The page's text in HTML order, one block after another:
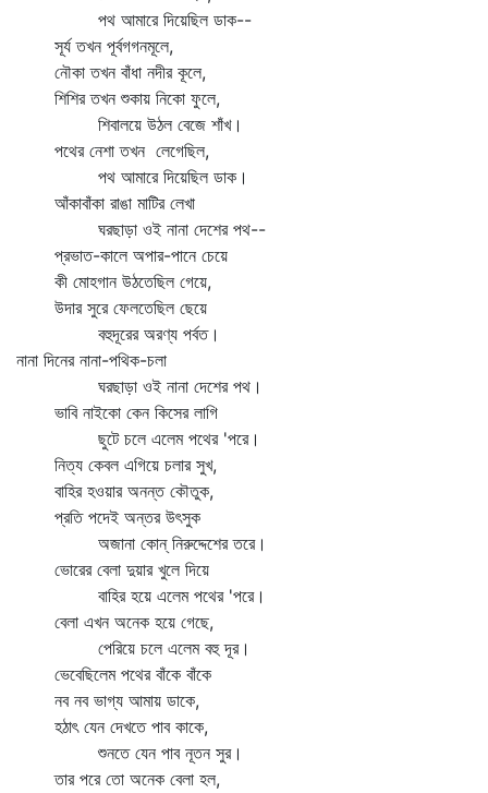
পথ আমারে দিয়েছিল ডাক--
সূর্য তখন পূর্বগগনমূলে,
নৌকা তখন বাঁধা নদীর কূলে,
শিশির তখন শুকায় নিকো ফুলে,
শিবালয়ে উঠল বেজে শাঁখ।
পথের নেশা তখন লেগেছিল,
পথ আমারে দিয়েছিল ডাক।
আঁকাবাঁকা রাঙা মাটির লেখা
ঘরছাড়া ওই নানা দেশের পথ--
প্রভাত-কালে অপার-পানে চেয়ে
কী মোহগান উঠতেছিল গেয়ে,
উদার সুরে ফেলতেছিল ছেয়ে
বহুদূরের অরণ্য পর্বত।
নানা দিনের নানা-পথিক-চলা
ঘরছাড়া ওই নানা দেশের পথ।
ভাবি নাইকো কেন কিসের লাগি
ছুটে চলে এলেম পথের 'পরে।
নিত্য কেবল এগিয়ে চলার সুখ,
বাহির হওয়ার অনন্ত কৌতুক,
প্রতি পদেই অন্তর উৎসুক
অজানা কোন্‌ নিরুদ্দেশের তরে।
ভোরের বেলা দুয়ার খুলে দিয়ে
বাহির হয়ে এলেম পথের 'পরে।
বেলা এখন অনেক হয়ে গেছে,
পেরিয়ে চলে এলেম বহু দূর।
ভেবেছিলেম পথের বাঁকে বাঁকে
নব নব ভাগ্য আমায় ডাকে,
হঠাৎ যেন দেখতে পাব কাকে,
শুনতে যেন পাব নূতন সুর।
তার পরে তো অনেক বেলা হল,